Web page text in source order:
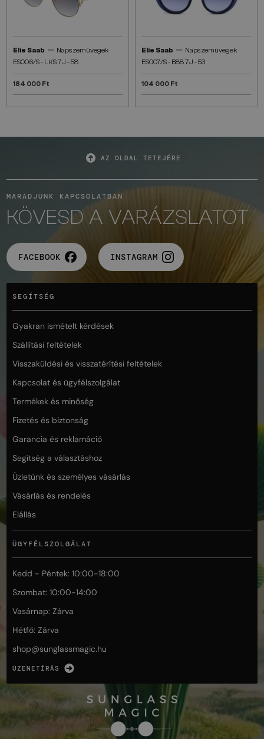
Elie Saab — Napszemüvegek
ES006/S - LKS 7J - 58
184 000 Ft
Elie Saab — Napszemüvegek
ES007/S - B88 7J - 53
104 000 Ft
AZ OLDAL TETEJÉRE
MARADJUNK KAPCSOLATBAN
KÖVESD A VARÁZSLATOT
FACEBOOK INSTAGRAM
SEGÍTSÉG
Gyakran ismételt kérdések
Szállítási feltételek
Visszaküldési és visszatérítési feltételek
Kapcsolat és ügyfélszolgálat
Termékek és minőség
Fizetés és biztonság
Garancia és reklamáció
Segítség a választáshoz
Üzletünk és személyes vásárlás
Vásárlás és rendelés
Elállás
ÜGYFÉLSZOLGÁLAT
Kedd - Péntek: 10:00-18:00
Szombat: 10:00-14:00
Vasárnap: Zárva
Hétfő: Zárva
shop@sunglassmagic.hu
ÜZENETÍRÁS